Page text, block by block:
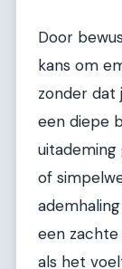
Door
kans om
zonder dat
een diepe
of
een
als het